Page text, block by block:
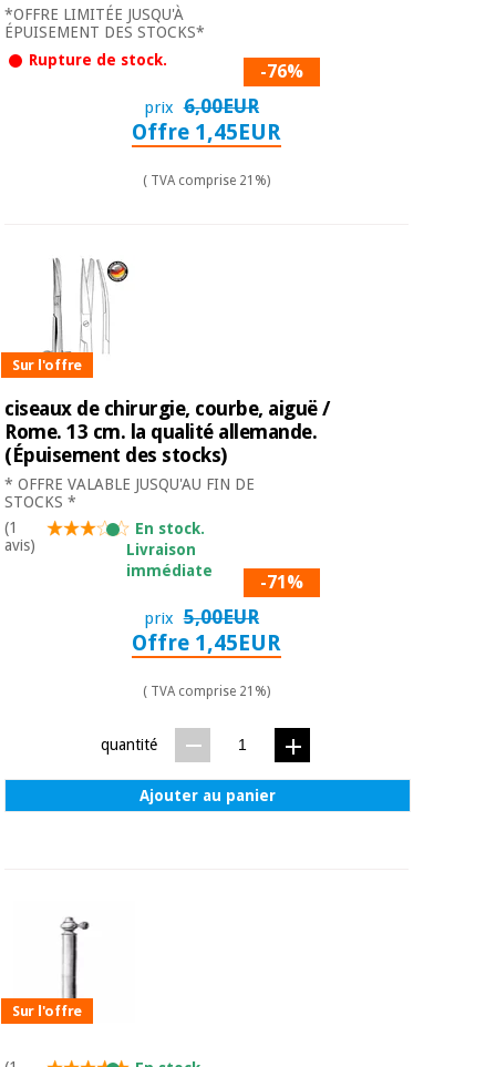
*OFFRE LIMITÉE JUSQU'À
ÉPUISEMENT DES STOCKS*
Rupture de stock.
-76%
prix 6,00EUR
Offre 1,45EUR
( TVA comprise 21%)
Sur l'offre
ciseaux de chirurgie, courbe, aiguë /
Rome. 13 cm. la qualité allemande.
(Épuisement des stocks)
* OFFRE VALABLE JUSQU'AU FIN DE
STOCKS *
(1
avis)
En stock.
Livraison
immédiate
-71%
prix 5,00EUR
Offre 1,45EUR
( TVA comprise 21%)
quantité
Ajouter au panier
Sur l'offre